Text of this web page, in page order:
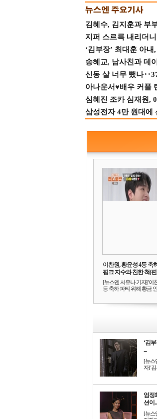
김혜수, 김지훈과 부
지퍼 스르륵 내리더
‘김부장’ 최대훈 아
송혜교, 남사친과 데
신동 살 너무 뺐나
아나운서♥배우 커플
심혜진 조카 심재원,
삼성전자 4만 원대에
이찬원, 황윤성 4등
핑크 지수와 친한 척(
[뉴스엔 서유나 기자]'이
등 축하 파티 위해 황금
‘김
...
[뉴스
자]'김
엄정
션이...
[뉴스